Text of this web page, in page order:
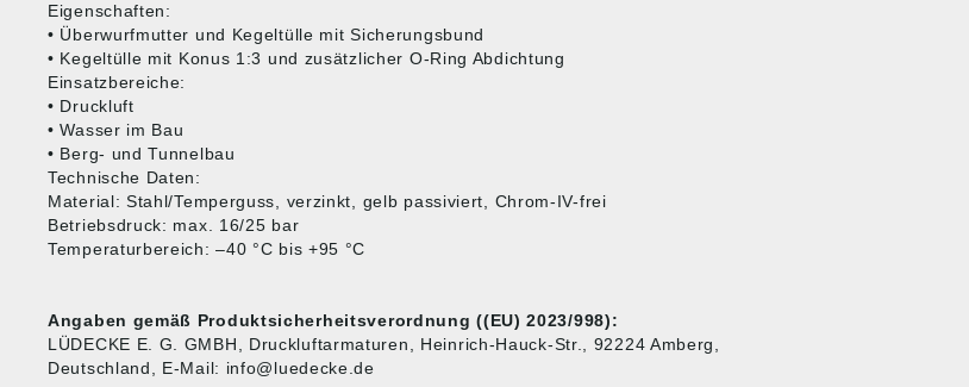
Eigenschaften:
• Überwurfmutter und Kegeltülle mit Sicherungsbund
• Kegeltülle mit Konus 1:3 und zusätzlicher O-Ring Abdichtung
Einsatzbereiche:
• Druckluft
• Wasser im Bau
• Berg- und Tunnelbau
Technische Daten:
Material: Stahl/Temperguss, verzinkt, gelb passiviert, Chrom-IV-frei
Betriebsdruck: max. 16/25 bar
Temperaturbereich: –40 °C bis +95 °C
Angaben gemäß Produktsicherheitsverordnung ((EU) 2023/998):
LÜDECKE E. G. GMBH, Druckluftarmaturen, Heinrich-Hauck-Str., 92224 Amberg,
Deutschland, E-Mail: info@luedecke.de